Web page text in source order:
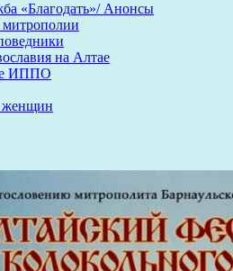
«Благодать»/ Анонсы
на Алтае
ИППО
женщин